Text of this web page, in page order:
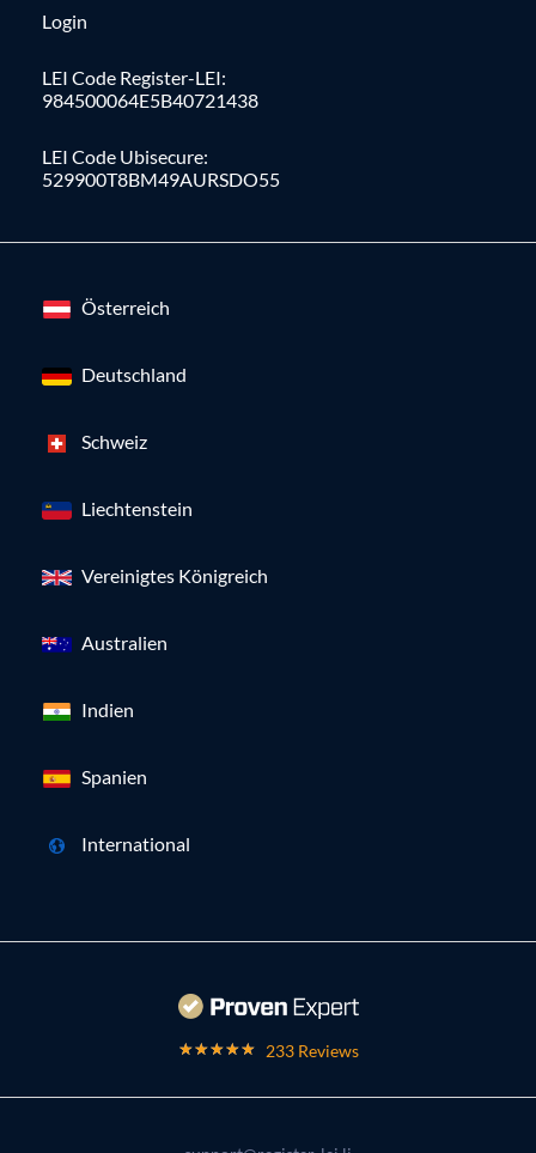
Login
LEI Code Register-LEI:
984500064E5B40721438
LEI Code Ubisecure:
529900T8BM49AURSDO55
Österreich
Deutschland
Schweiz
Liechtenstein
Vereinigtes Königreich
Australien
Indien
Spanien
International
233 Reviews